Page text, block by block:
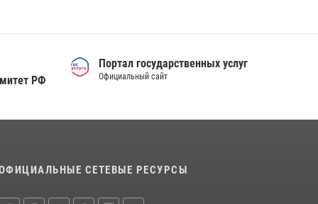
РФ
Портал государственных услуг
Официальный сайт
СЕТЕВЫЕ РЕСУРСЫ